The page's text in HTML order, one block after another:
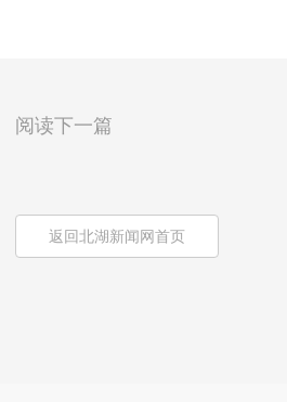
阅读下一篇
返回北湖新闻网首页